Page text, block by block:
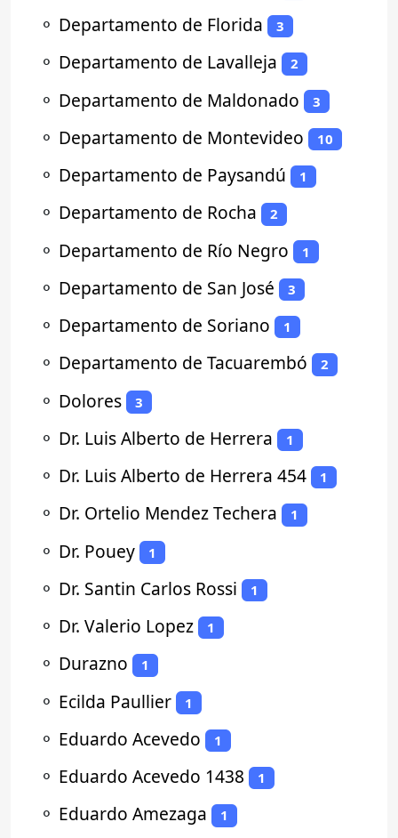
⚬ Departamento de Florida 3
⚬ Departamento de Lavalleja 2
⚬ Departamento de Maldonado 3
⚬ Departamento de Montevideo 10
⚬ Departamento de Paysandú 1
⚬ Departamento de Rocha 2
⚬ Departamento de Río Negro 1
⚬ Departamento de San José 3
⚬ Departamento de Soriano 1
⚬ Departamento de Tacuarembó 2
⚬ Dolores 3
⚬ Dr. Luis Alberto de Herrera 1
⚬ Dr. Luis Alberto de Herrera 454 1
⚬ Dr. Ortelio Mendez Techera 1
⚬ Dr. Pouey 1
⚬ Dr. Santin Carlos Rossi 1
⚬ Dr. Valerio Lopez 1
⚬ Durazno 1
⚬ Ecilda Paullier 1
⚬ Eduardo Acevedo 1
⚬ Eduardo Acevedo 1438 1
⚬ Eduardo Amezaga 1